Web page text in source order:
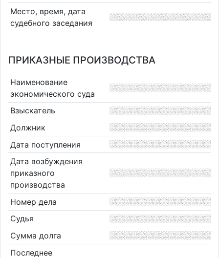
Место, время, дата
судебного заседания
ПРИКАЗНЫЕ ПРОИЗВОДСТВА
Наименование
экономического суда
Взыскатель
Должник
Дата поступления
Дата возбуждения
приказного
производства
Номер дела
Судья
Сумма долга
Последнее